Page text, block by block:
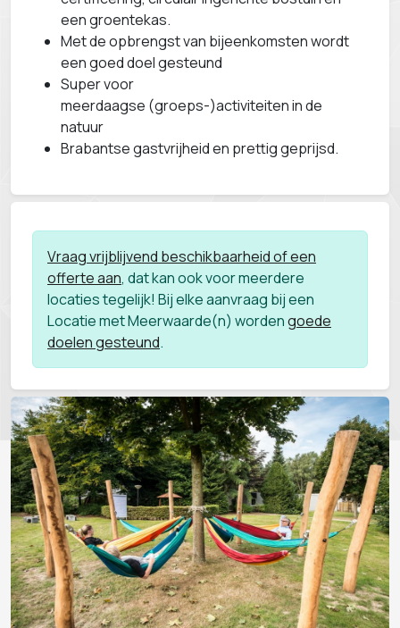
een groentekas.
Met de opbrengst van bijeenkomsten wordt
een goed doel gesteund
Super voor
meerdaagse (groeps-)activiteiten in de
natuur
Brabantse gastvrijheid en prettig geprijsd.
Vraag vrijblijvend beschikbaarheid of een
offerte aan, dat kan ook voor meerdere
locaties tegelijk! Bij elke aanvraag bij een
Locatie met Meerwaarde(n) wordengoede
doelen gesteund.